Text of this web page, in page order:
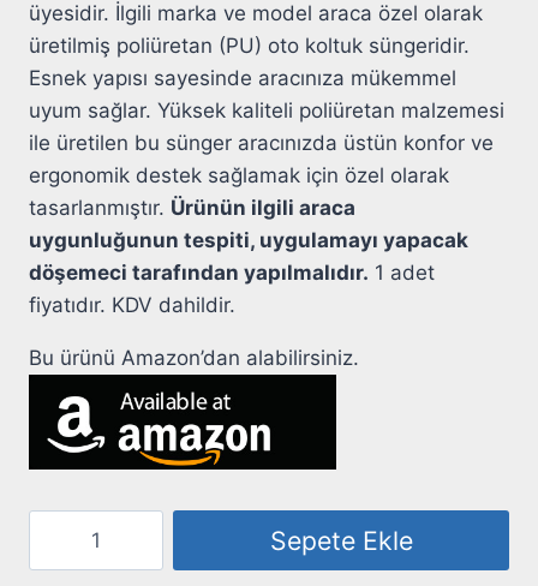
üyesidir. İlgili marka ve model araca özel olarak
üretilmiş poliüretan (PU) oto koltuk süngeridir.
Esnek yapısı sayesinde aracınıza mükemmel
uyum sağlar. Yüksek kaliteli poliüretan malzemesi
ile üretilen bu sünger aracınızda üstün konfor ve
ergonomik destek sağlamak için özel olarak
tasarlanmıştır. Ürünün ilgili araca
uygunluğunun tespiti, uygulamayı yapacak
döşemeci tarafından yapılmalıdır. 1 adet
fiyatıdır. KDV dahildir.
Bu ürünü Amazon’dan alabilirsiniz.
Sepete Ekle